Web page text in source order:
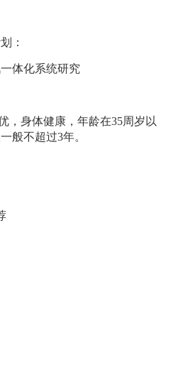
：
体化系统研究
，身体健康，年龄在35周岁以
般不超过3年。